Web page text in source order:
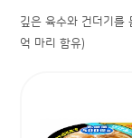
깊은 육수와 건더기
억 마리 함유)